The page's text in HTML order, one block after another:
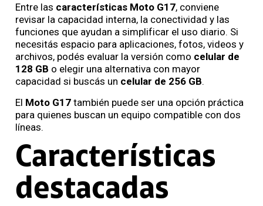
Entre las características Moto G17, conviene
revisar la capacidad interna, la conectividad y las
funciones que ayudan a simplificar el uso diario. Si
necesitás espacio para aplicaciones, fotos, videos y
archivos, podés evaluar la versión como celular de
128 GB o elegir una alternativa con mayor
capacidad si buscás un celular de 256 GB.
El Moto G17 también puede ser una opción práctica
para quienes buscan un equipo compatible con dos
líneas.
Características
destacadas